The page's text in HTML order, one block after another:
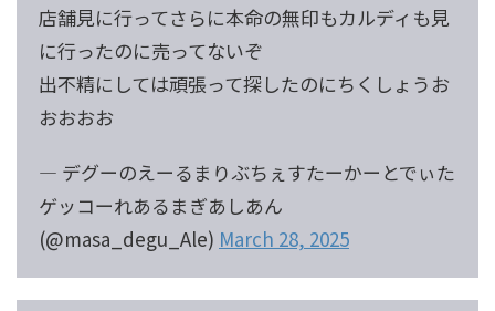
店舗見に行ってさらに本命の無印もカルディも見
に行ったのに売ってないぞ
出不精にしては頑張って探したのにちくしょうお
おおおお
— デグーのえーるまりぶちぇすたーかーとでぃた
ゲッコーれあるまぎあしあん
(@masa_degu_Ale) March 28, 2025